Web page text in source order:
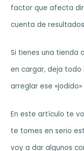
factor que afecta
cuenta de
Si tienes una tienda
en cargar, deja todo
arreglar ese
En este artículo te
te tomes en serio
voy a dar algunos